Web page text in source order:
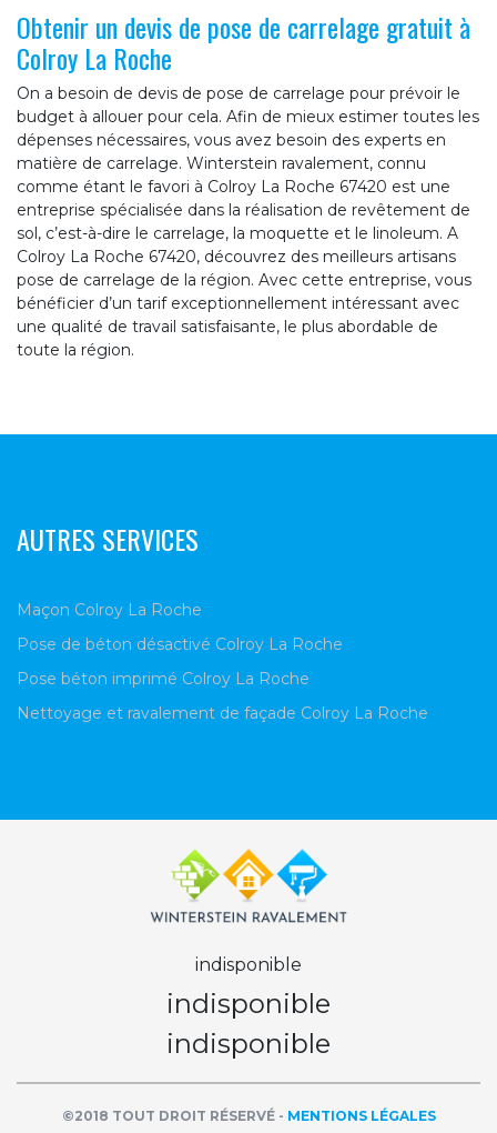
Obtenir un devis de pose de carrelage gratuit à
Colroy La Roche
On a besoin de devis de pose de carrelage pour prévoir le
budget à allouer pour cela. Afin de mieux estimer toutes les
dépenses nécessaires, vous avez besoin des experts en
matière de carrelage. Winterstein ravalement, connu
comme étant le favori à Colroy La Roche 67420 est une
entreprise spécialisée dans la réalisation de revêtement de
sol, c’est-à-dire le carrelage, la moquette et le linoleum. A
Colroy La Roche 67420, découvrez des meilleurs artisans
pose de carrelage de la région. Avec cette entreprise, vous
bénéficier d’un tarif exceptionnellement intéressant avec
une qualité de travail satisfaisante, le plus abordable de
toute la région.
AUTRES SERVICES
Maçon Colroy La Roche
Pose de béton désactivé Colroy La Roche
Pose béton imprimé Colroy La Roche
Nettoyage et ravalement de façade Colroy La Roche
indisponible
indisponible
indisponible
©2018 TOUT DROIT RÉSERVÉ - MENTIONS LÉGALES